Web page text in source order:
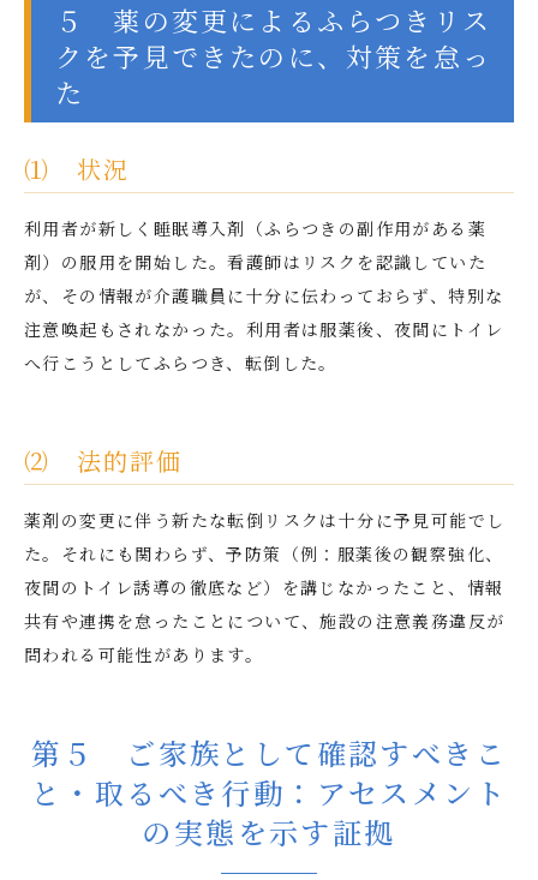
５ 薬の変更によるふらつきリス
クを予見できたのに、対策を怠っ
た
⑴ 状況
利用者が新しく睡眠導入剤（ふらつきの副作用がある薬
剤）の服用を開始した。看護師はリスクを認識していた
が、その情報が介護職員に十分に伝わっておらず、特別な
注意喚起もされなかった。利用者は服薬後、夜間にトイレ
へ行こうとしてふらつき、転倒した。
⑵ 法的評価
薬剤の変更に伴う新たな転倒リスクは十分に予見可能でし
た。それにも関わらず、予防策（例：服薬後の観察強化、
夜間のトイレ誘導の徹底など）を講じなかったこと、情報
共有や連携を怠ったことについて、施設の注意義務違反が
問われる可能性があります。
第５ ご家族として確認すべきこ
と・取るべき行動：アセスメント
の実態を示す証拠